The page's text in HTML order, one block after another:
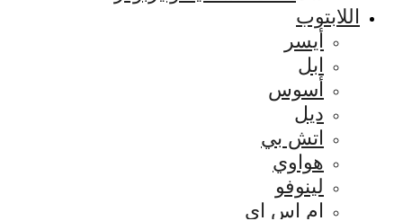
اللابتوب
أيسر
ابل
أسوس
ديل
اتش بي
هواوي
لينوفو
ام اس اي